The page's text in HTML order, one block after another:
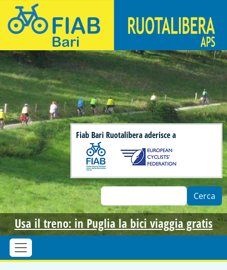
Salta al contenuto principale
Bari Ruotalibera - Associazione di ciclisti urbani
Fiab Bari Ruotalibera aderisce a
Cerca
Usa il treno: in Puglia la bici viaggia gratis